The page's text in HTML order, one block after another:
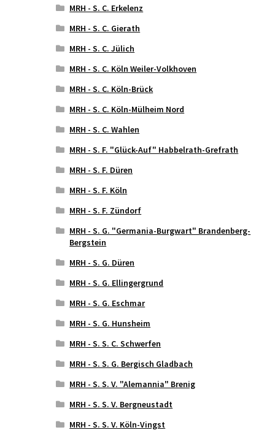
MRH - S. C. Erkelenz
MRH - S. C. Gierath
MRH - S. C. Jülich
MRH - S. C. Köln Weiler-Volkhoven
MRH - S. C. Köln-Brück
MRH - S. C. Köln-Mülheim Nord
MRH - S. C. Wahlen
MRH - S. F. "Glück-Auf" Habbelrath-Grefrath
MRH - S. F. Düren
MRH - S. F. Köln
MRH - S. F. Zündorf
MRH - S. G. "Germania-Burgwart" Brandenberg-
Bergstein
MRH - S. G. Düren
MRH - S. G. Ellingergrund
MRH - S. G. Eschmar
MRH - S. G. Hunsheim
MRH - S. S. C. Schwerfen
MRH - S. S. G. Bergisch Gladbach
MRH - S. S. V. "Alemannia" Brenig
MRH - S. S. V. Bergneustadt
MRH - S. S. V. Köln-Vingst